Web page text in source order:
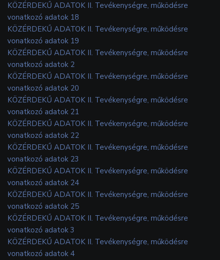
KÖZÉRDEKŰ ADATOK II. Tevékenységre, működésre
vonatkozó adatok 18
KÖZÉRDEKŰ ADATOK II. Tevékenységre, működésre
vonatkozó adatok 19
KÖZÉRDEKŰ ADATOK II. Tevékenységre, működésre
vonatkozó adatok 2
KÖZÉRDEKŰ ADATOK II. Tevékenységre, működésre
vonatkozó adatok 20
KÖZÉRDEKŰ ADATOK II. Tevékenységre, működésre
vonatkozó adatok 21
KÖZÉRDEKŰ ADATOK II. Tevékenységre, működésre
vonatkozó adatok 22
KÖZÉRDEKŰ ADATOK II. Tevékenységre, működésre
vonatkozó adatok 23
KÖZÉRDEKŰ ADATOK II. Tevékenységre, működésre
vonatkozó adatok 24
KÖZÉRDEKŰ ADATOK II. Tevékenységre, működésre
vonatkozó adatok 25
KÖZÉRDEKŰ ADATOK II. Tevékenységre, működésre
vonatkozó adatok 3
KÖZÉRDEKŰ ADATOK II. Tevékenységre, működésre
vonatkozó adatok 4